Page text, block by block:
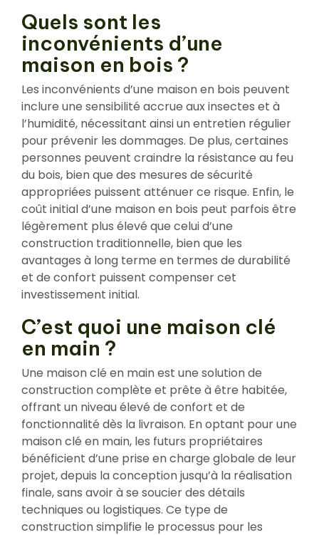
Quels sont les
inconvénients d’une
maison en bois ?
Les inconvénients d’une maison en bois peuvent
inclure une sensibilité accrue aux insectes et à
l’humidité, nécessitant ainsi un entretien régulier
pour prévenir les dommages. De plus, certaines
personnes peuvent craindre la résistance au feu
du bois, bien que des mesures de sécurité
appropriées puissent atténuer ce risque. Enfin, le
coût initial d’une maison en bois peut parfois être
légèrement plus élevé que celui d’une
construction traditionnelle, bien que les
avantages à long terme en termes de durabilité
et de confort puissent compenser cet
investissement initial.
C’est quoi une maison clé
en main ?
Une maison clé en main est une solution de
construction complète et prête à être habitée,
offrant un niveau élevé de confort et de
fonctionnalité dès la livraison. En optant pour une
maison clé en main, les futurs propriétaires
bénéficient d’une prise en charge globale de leur
projet, depuis la conception jusqu’à la réalisation
finale, sans avoir à se soucier des détails
techniques ou logistiques. Ce type de
construction simplifie le processus pour les